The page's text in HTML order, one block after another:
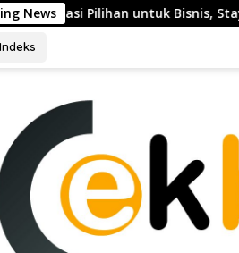
Newsuntuk Bisnis, Staycation,
Indeks